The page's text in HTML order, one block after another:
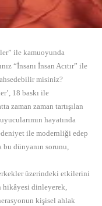
ile kamuoyunda
“İnsanı İnsan Acıtır” ile
misiniz?
18 baskı ile
zaman zaman tartışılan
hayatında
ile modernliği edep
bu dünyanın sorunu,
üzerindeki etkilerini
hikâyesi dinleyerek,
kişisel ahlak